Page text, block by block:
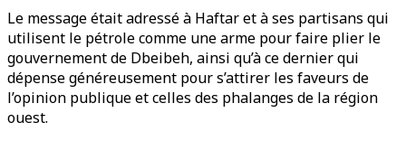
Le message était adressé à Haftar et à ses partisans qui
utilisent le pétrole comme une arme pour faire plier le
gouvernement de Dbeibeh, ainsi qu’à ce dernier qui
dépense généreusement pour s’attirer les faveurs de
l’opinion publique et celles des phalanges de la région
ouest.